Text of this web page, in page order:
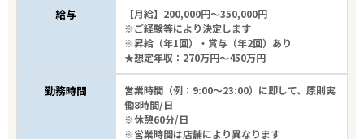
給与
【月給】200,000円～350,000円
※ご経験等により決定します
※昇給（年1回）・賞与（年2回）あり
★想定年収：270万円～450万円
勤務時間
営業時間（例：9:00～23:00）に即して、原則実
働8時間/日
※休憩60分/日
※営業時間は店舗により異なります